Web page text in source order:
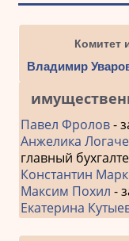
Комитет
Владимир
Павел Фролов-
Анжелика
главный
Константин
Максим Похил -
Екатерина